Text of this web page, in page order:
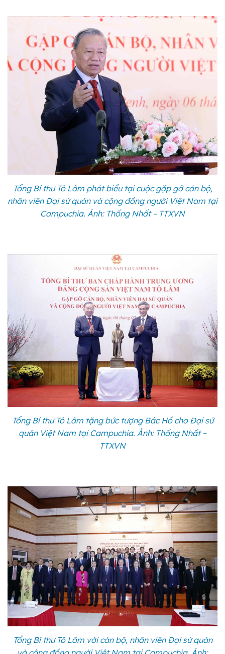
Tổng Bí thư Tô Lâm phát biểu tại cuộc gặp gỡ cán bộ,
nhân viên Đại sứ quán và cộng đồng người Việt Nam tại
Campuchia. Ảnh: Thống Nhất – TTXVN
Tổng Bí thư Tô Lâm tặng bức tượng Bác Hồ cho Đại sứ
quán Việt Nam tại Campuchia. Ảnh: Thống Nhất –
TTXVN
Tổng Bí thư Tô Lâm với cán bộ, nhân viên Đại sứ quán